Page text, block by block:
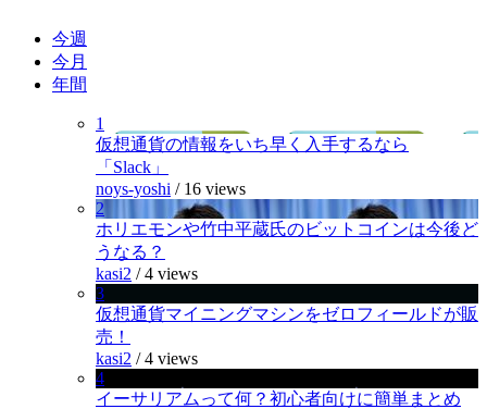
今週
今月
年間
1
仮想通貨の情報をいち早く入手するなら
「Slack」
noys-yoshi / 16 views
2
ホリエモンや竹中平蔵氏のビットコインは今後ど
うなる？
kasi2 /4 views
3
仮想通貨マイニングマシンをゼロフィールドが販
売！
kasi2 /4 views
4
イーサリアムって何？初心者向けに簡単まとめ